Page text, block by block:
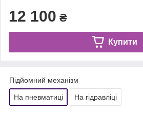
12 100 ₴
Купити
Підйомний механізм
На пневматиці На гідравліці